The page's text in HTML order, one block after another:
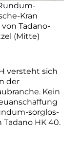
Kran
Tadano-
(Mitte)
versteht sich
der
Kein
sorglos-
HK 40.